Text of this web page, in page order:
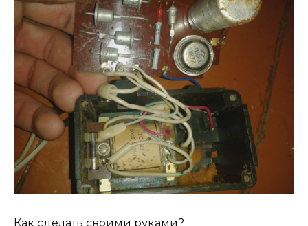
Как сделать своими руками?